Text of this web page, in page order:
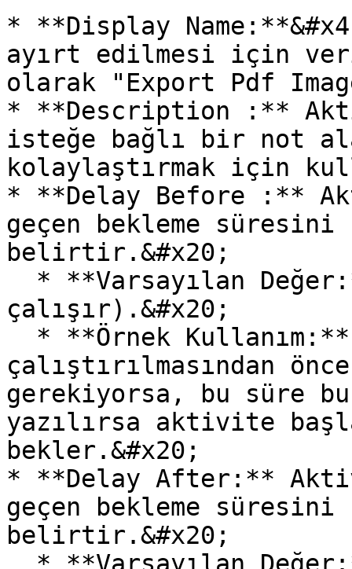
* **Display
ayırt edilmesi için
olarak "Export Pdf
* **Description :**
isteğe bağlı bir not
kolaylaştırmak için
* **Delay Before :**
geçen bekleme
belirtir.&#x20;
çalışır).&#x20;
çalıştırılmasından
gerekiyorsa, bu süre
yazılırsa aktivite
bekler.&#x20;
* **Delay After:**
geçen bekleme
belirtir.&#x20;